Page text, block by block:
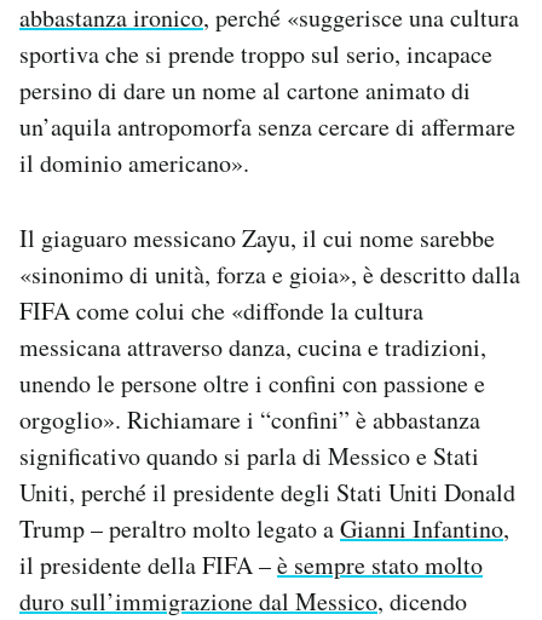
abbastanza ironico, perché «suggerisce una cultura
sportiva che si prende troppo sul serio, incapace
persino di dare un nome al cartone animato di
un’aquila antropomorfa senza cercare di affermare
il dominio americano».
Il giaguaro messicano Zayu, il cui nome sarebbe
«sinonimo di unità, forza e gioia», è descritto dalla
FIFA come colui che «diffonde la cultura
messicana attraverso danza, cucina e tradizioni,
unendo le persone oltre i confini con passione e
orgoglio». Richiamare i “confini” è abbastanza
significativo quando si parla di Messico e Stati
Uniti, perché il presidente degli Stati Uniti Donald
Trump – peraltro molto legato aGianni Infantino,
il presidente della FIFA –è sempre stato molto
duro sull’immigrazione dal Messico, dicendo